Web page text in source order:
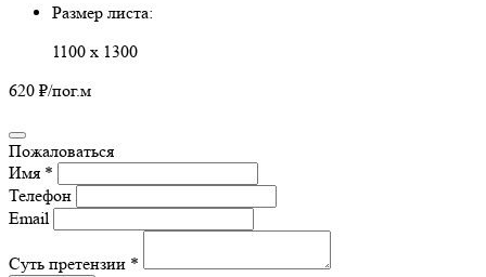
Размер листа:
1100 х 1300
620 ₽/пог.м
Пожаловаться
Имя *
Телефон
Email
Суть претензии *